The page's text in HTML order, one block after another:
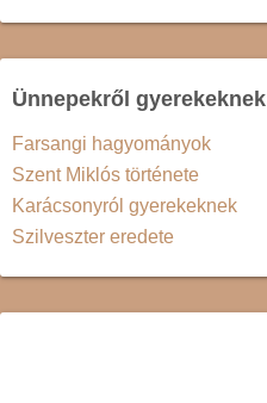
Ünnepekről gyerekeknek
Farsangi hagyományok
Szent Miklós története
Karácsonyról gyerekeknek
Szilveszter eredete